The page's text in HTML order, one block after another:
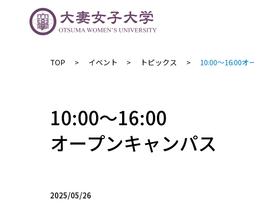
TOP イベント トピックス 10:00〜16:00オ
10:00〜16:00
オープンキャンパス
2025/05/26